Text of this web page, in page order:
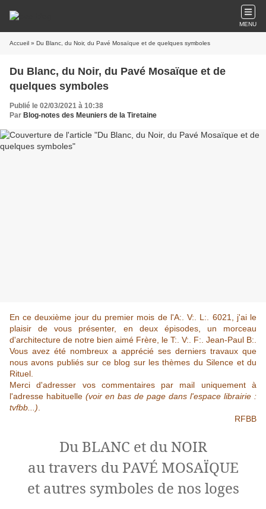
MENU
Accueil » Du Blanc, du Noir, du Pavé Mosaïque et de quelques symboles
Du Blanc, du Noir, du Pavé Mosaïque et de
quelques symboles
Publié le 02/03/2021 à 10:38
Par Blog-notes des Meuniers de la Tiretaine
En ce deuxième jour du premier mois de l'A:. V:. L:. 6021, j'ai le
plaisir de vous présenter, en deux épisodes, un morceau
d'architecture de notre bien aimé Frère, le T:. V:. F:. Jean-Paul B:.
Vous avez été nombreux a apprécié ses derniers travaux que
nous avons publiés sur ce blog sur les thèmes du Silence et du
Rituel.
Merci d'adresser vos commentaires par mail uniquement à
l'adresse habituelle (voir en bas de page dans l'espace librairie :
tvfbb...)
RFBB
Du BLANC et du NOIR
au travers du PAVÉ MOSAÏQUE
et autres symboles de nos loges